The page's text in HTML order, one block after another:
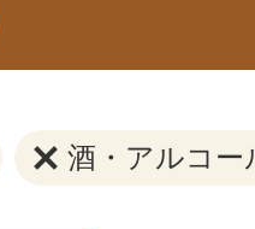
酒・アルコー